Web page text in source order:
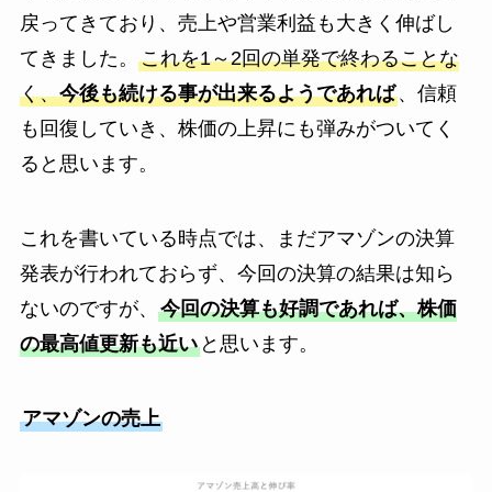
戻ってきており、売上や営業利益も大きく伸ばし
てきました。 これを1～2回の単発で終わることな
く、今後も続ける事が出来るようであれば、信頼
も回復していき、株価の上昇にも弾みがついてく
ると思います。
これを書いている時点では、まだアマゾンの決算
発表が行われておらず、今回の決算の結果は知ら
ないのですが、 今回の決算も好調であれば、株価
の最高値更新も近いと思います。
アマゾンの売上